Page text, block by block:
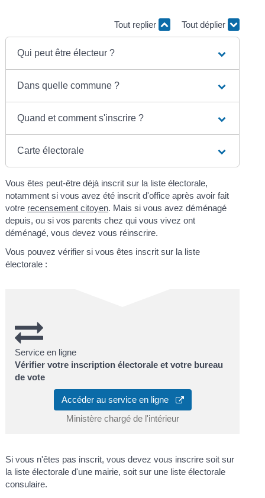
Tout replier Tout déplier
Qui peut être électeur ?
Dans quelle commune ?
Quand et comment s'inscrire ?
Carte électorale
Vous êtes peut-être déjà inscrit sur la liste électorale,
notamment si vous avez été inscrit d'office après avoir fait
votre recensement citoyen. Mais si vous avez déménagé
depuis, ou si vos parents chez qui vous vivez ont
déménagé, vous devez vous réinscrire.
Vous pouvez vérifier si vous êtes inscrit sur la liste
électorale :
Service en ligne
Vérifier votre inscription électorale et votre bureau
de vote
Accéder au service en ligne
Ministère chargé de l'intérieur
Si vous n'êtes pas inscrit, vous devez vous inscrire soit sur
la liste électorale d'une mairie, soit sur une liste électorale
consulaire.